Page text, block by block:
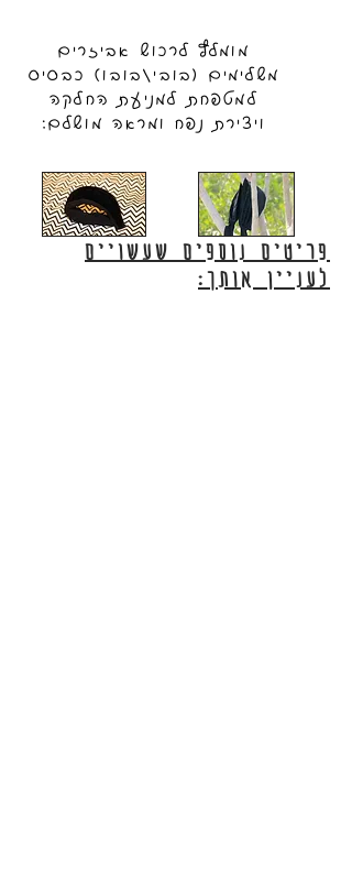
מומלץ לרכוש אביזרים
משלימים (בובי/בובו) כבסיס
למטפחת למניעת החלקה
ויצירת נפח ומראה מושלם:
פריטים נוספים שעשויים
לעניין אותך: